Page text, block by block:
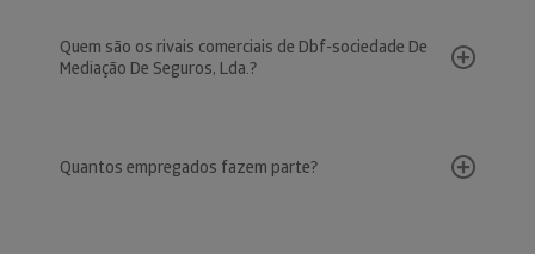
Quem são os rivais comerciais de Dbf-sociedade De
Mediação De Seguros, Lda.?
Quantos empregados fazem parte?